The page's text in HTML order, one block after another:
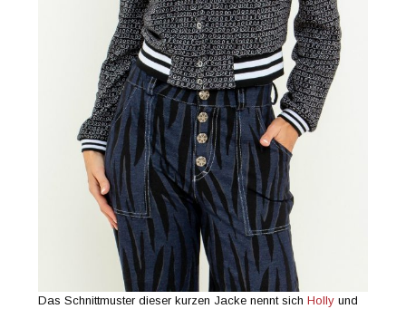
Das Schnittmuster dieser kurzen Jacke nennt sichHolly und